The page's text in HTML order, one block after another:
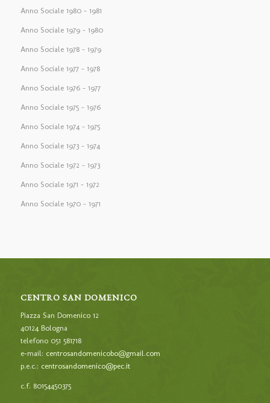
Anno Sociale 1980 – 1981
Anno Sociale 1979 – 1980
Anno Sociale 1978 – 1979
Anno Sociale 1977 – 1978
Anno Sociale 1976 – 1977
Anno Sociale 1975 – 1976
Anno Sociale 1974 – 1975
Anno Sociale 1973 – 1974
Anno Sociale 1972 – 1973
Anno Sociale 1971 – 1972
Anno Sociale 1970 – 1971
CENTRO SAN DOMENICO
Piazza San Domenico 12
40124 Bologna
telefono 051 581718
e-mail: centrosandomenicobo@gmail.com
p.e.c.: centrosandomenico@pec.it
c.f. 80154450375